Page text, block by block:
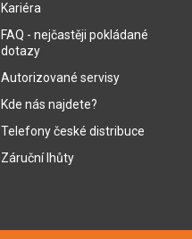
Kariéra
FAQ - nejčastěji pokládané
dotazy
Autorizované servisy
Kde nás najdete?
Telefony české distribuce
Záruční lhůty